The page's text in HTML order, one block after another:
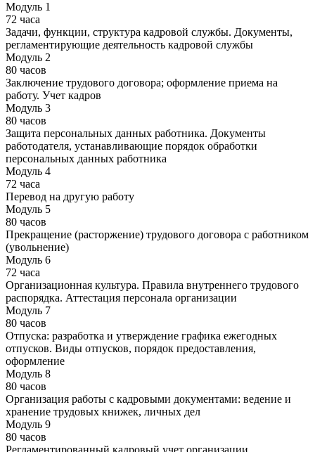
Модуль 1
72 часа
Задачи, функции, структура кадровой службы. Документы,
регламентирующие деятельность кадровой службы
Модуль 2
80 часов
Заключение трудового договора; оформление приема на
работу. Учет кадров
Модуль 3
80 часов
Защита персональных данных работника. Документы
работодателя, устанавливающие порядок обработки
персональных данных работника
Модуль 4
72 часа
Перевод на другую работу
Модуль 5
80 часов
Прекращение (расторжение) трудового договора с работником
(увольнение)
Модуль 6
72 часа
Организационная культура. Правила внутреннего трудового
распорядка. Аттестация персонала организации
Модуль 7
80 часов
Отпуска: разработка и утверждение графика ежегодных
отпусков. Виды отпусков, порядок предоставления,
оформление
Модуль 8
80 часов
Организация работы с кадровыми документами: ведение и
хранение трудовых книжек, личных дел
Модуль 9
80 часов